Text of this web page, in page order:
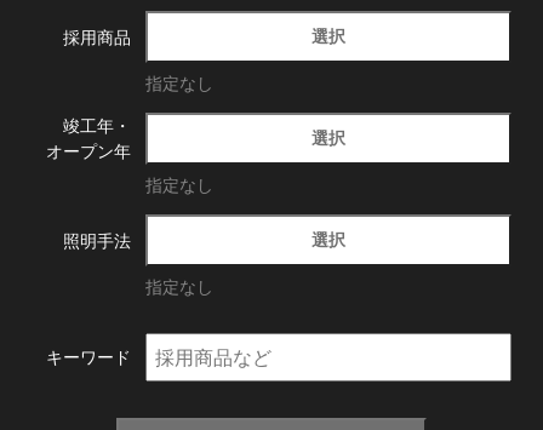
採用商品 選択
指定なし
竣工年・
オープン年
選択
指定なし
照明手法 選択
指定なし
キーワード